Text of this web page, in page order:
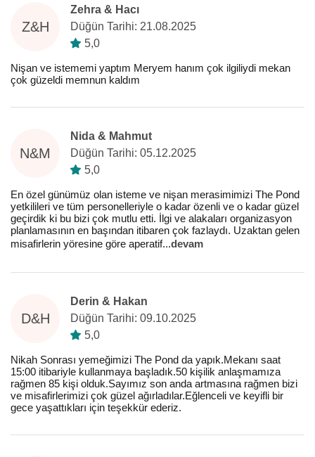
Z&H
Zehra & Hacı
Düğün Tarihi: 21.08.2025
5,0
Nişan ve istememi yaptım Meryem hanım çok ilgiliydi mekan
çok güzeldi memnun kaldım
N&M
Nida & Mahmut
Düğün Tarihi: 05.12.2025
5,0
En özel günümüz olan isteme ve nişan merasimimizi The Pond
yetkilileri ve tüm personelleriyle o kadar özenli ve o kadar güzel
geçirdik ki bu bizi çok mutlu etti. İlgi ve alakaları organizasyon
planlamasının en başından itibaren çok fazlaydı. Uzaktan gelen
misafirlerin yöresine göre aperatif...devam
D&H
Derin & Hakan
Düğün Tarihi: 09.10.2025
5,0
Nikah Sonrası yemeğimizi The Pond da yapık.Mekanı saat
15:00 itibariyle kullanmaya başladık.50 kişilik anlaşmamıza
rağmen 85 kişi olduk.Sayımız son anda artmasına rağmen bizi
ve misafirlerimizi çok güzel ağırladılar.Eğlenceli ve keyifli bir
gece yaşattıkları için teşekkür ederiz.